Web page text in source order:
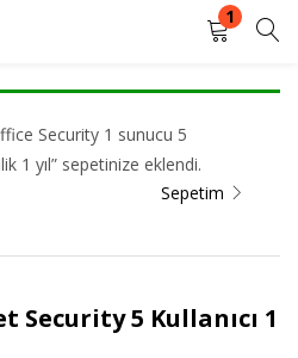
1
KAYIT OL
Şifrenizi mi unuttunuz?
Security 1 sunucu 5
1 yıl” sepetinize eklendi.
Sepetim
Security 5 Kullanıcı 1